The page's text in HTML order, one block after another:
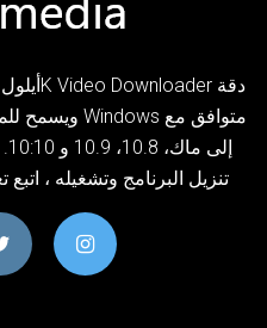
تنزيل البرنامج وتشغيله ،